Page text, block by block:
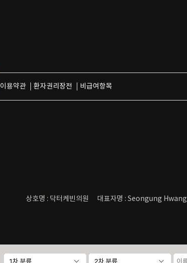
이용약관 환자권리장전 비급여항목
상호명 : 닥터케빈의원
대표자명 : Seongung Hwang